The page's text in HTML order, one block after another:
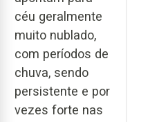
céu geralmente
muito nublado,
com períodos de
chuva, sendo
persistente e por
vezes forte nas